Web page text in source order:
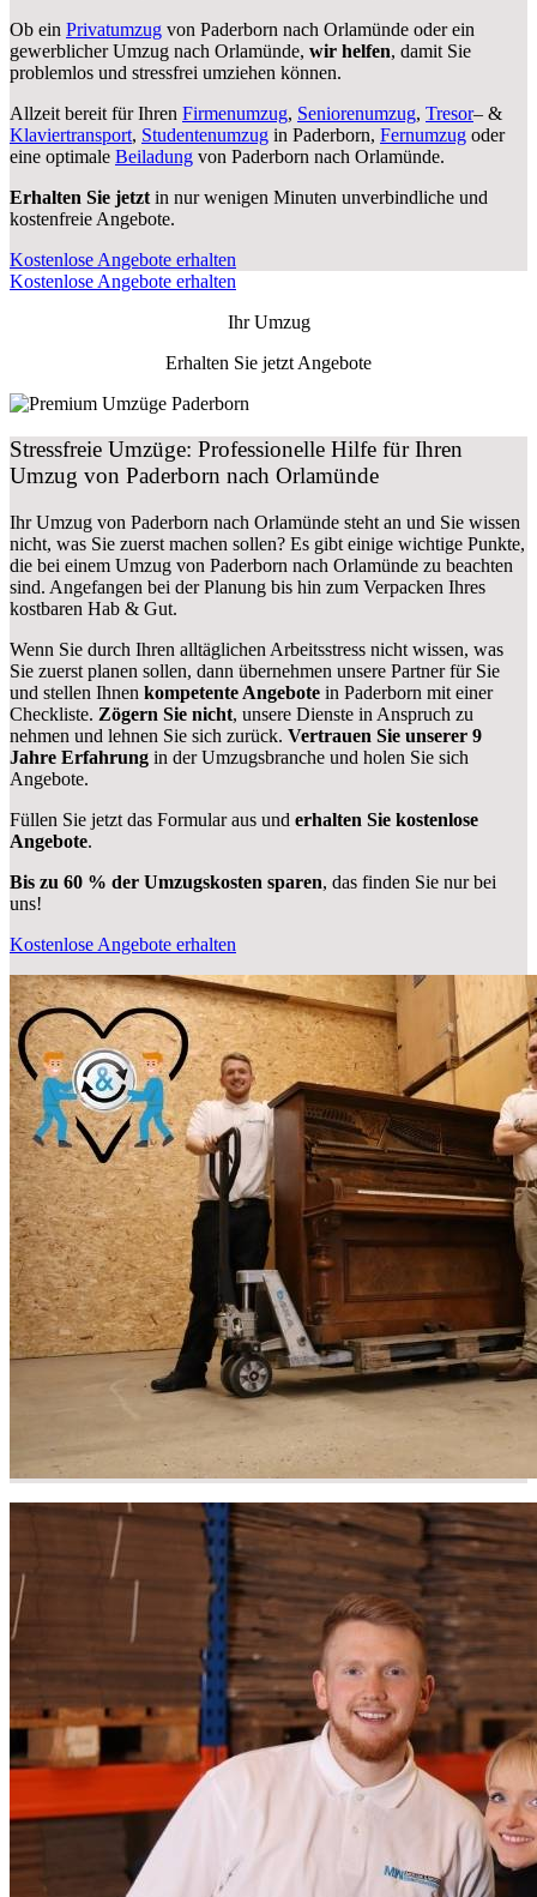
Ob ein Privatumzug von Paderborn nach Orlamünde oder ein
gewerblicher Umzug nach Orlamünde, wir helfen, damit Sie
problemlos und stressfrei umziehen können.
Allzeit bereit für Ihren Firmenumzug, Seniorenumzug, Tresor– &
Klaviertransport, Studentenumzug in Paderborn, Fernumzug oder
eine optimale Beiladung von Paderborn nach Orlamünde.
Erhalten Sie jetzt in nur wenigen Minuten unverbindliche und
kostenfreie Angebote.
Kostenlose Angebote erhalten
Kostenlose Angebote erhalten
Ihr Umzug
Erhalten Sie jetzt Angebote
Stressfreie Umzüge: Professionelle Hilfe für Ihren
Umzug von Paderborn nach Orlamünde
Ihr Umzug von Paderborn nach Orlamünde steht an und Sie wissen
nicht, was Sie zuerst machen sollen? Es gibt einige wichtige Punkte,
die bei einem Umzug von Paderborn nach Orlamünde zu beachten
sind. Angefangen bei der Planung bis hin zum Verpacken Ihres
kostbaren Hab & Gut.
Wenn Sie durch Ihren alltäglichen Arbeitsstress nicht wissen, was
Sie zuerst planen sollen, dann übernehmen unsere Partner für Sie
und stellen Ihnen kompetente Angebote in Paderborn mit einer
Checkliste. Zögern Sie nicht, unsere Dienste in Anspruch zu
nehmen und lehnen Sie sich zurück. Vertrauen Sie unserer 9
Jahre Erfahrung in der Umzugsbranche und holen Sie sich
Angebote.
Füllen Sie jetzt das Formular aus und erhalten Sie kostenlose
Angebote.
Bis zu 60 % der Umzugskosten sparen, das finden Sie nur bei
uns!
Kostenlose Angebote erhalten